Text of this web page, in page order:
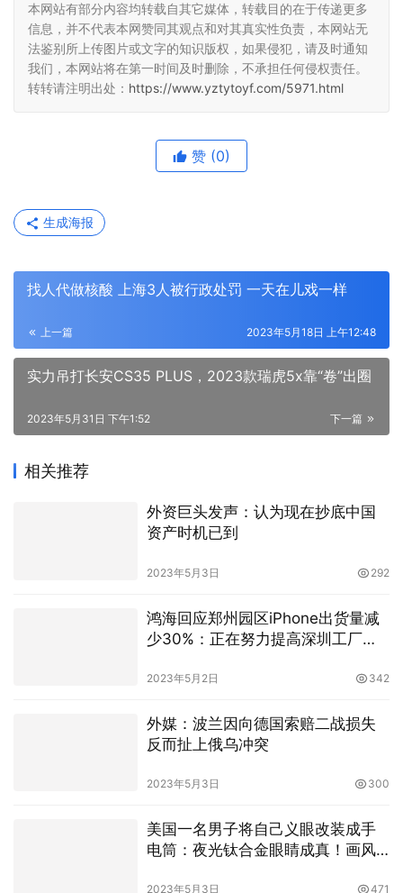
本网站有部分内容均转载自其它媒体，转载目的在于传递更多
信息，并不代表本网赞同其观点和对其真实性负责，本网站无
法鉴别所上传图片或文字的知识版权，如果侵犯，请及时通知
我们，本网站将在第一时间及时删除，不承担任何侵权责任。
转转请注明出处： https://www.yztytoyf.com/5971.html
赞 (0)
生成海报
找人代做核酸 上海3人被行政处罚 一天在儿戏一样
上一篇 2023年5月18日 上午12:48
实力吊打长安CS35 PLUS，2023款瑞虎5x靠“卷”出圈
下一篇
2023年5月31日 下午1:52
相关推荐
外资巨头发声：认为现在抄底中国
资产时机已到
2023年5月3日 292
鸿海回应郑州园区iPhone出货量减
少30%：正在努力提高深圳工厂的
2023年5月2日 342
外媒：波兰因向德国索赔二战损失
反而扯上俄乌冲突
2023年5月3日 300
美国一名男子将自己义眼改装成手
电筒：夜光钛合金眼睛成真！画风
2023年5月3日 471